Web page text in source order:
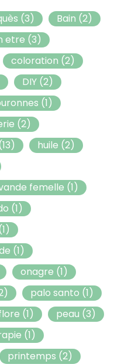
(3) Bain (2)
etre (3)
coloration (2)
DIY (2)
(1)
(2)
huile (2)
femelle (1)
(1)
(1)
onagre (1)
palo santo (1)
(1) peau (3)
(1)
printemps (2)